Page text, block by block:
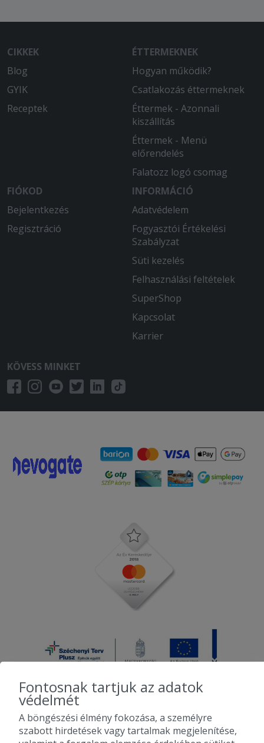
CIKKEK
Blog
GYIK
Receptek
ÉTTERMEKNEK
Hogyan működik?
Csatlakozás éttermeknek
Éttermek - Azonnali
kiszállítás
Éttermek - Menü
előrendelés
Falatozz logó csomag
FIÓKOD
Bejelentkezés
Regisztráció
INFORMÁCIÓ
Adatvédelem
Fogyasztói Értékelési
Szabályzat
Süti kezelés
Felhasználási feltételek
SuperShop
Kapcsolat
Karrier
KÖVESS MINKET
2010-2026 Copyright - Falatozz.hu - Diston-line Kft.
Fontosnak tartjuk az adatok
védelmét
A böngészési élmény fokozása, a személyre
szabott hirdetések vagy tartalmak megjelenítése,